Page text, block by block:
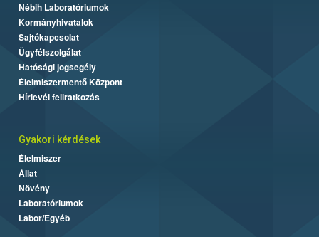
Nébih Laboratóriumok
Kormányhivatalok
Sajtókapcsolat
Ügyfélszolgálat
Hatósági jogsegély
Élelmiszermentő Központ
Hírlevél feliratkozás
Gyakori kérdések
Élelmiszer
Állat
Növény
Laboratóriumok
Labor/Egyéb